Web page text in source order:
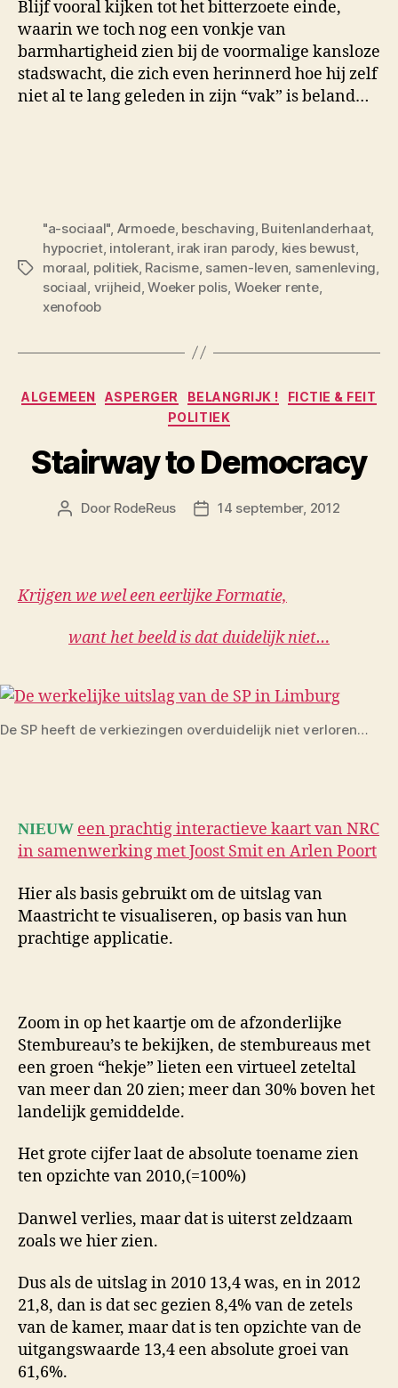
Blijf vooral kijken tot het bitterzoete einde,
waarin we toch nog een vonkje van
barmhartigheid zien bij de voormalige kansloze
stadswacht, die zich even herinnerd hoe hij zelf
niet al te lang geleden in zijn “vak” is beland…
Tags
"a-sociaal" Armoede, beschaving Buitenlanderhaat,
hypocriet, intolerant, irak iran parody kies bewust,
moraal politiek, Racisme, samen-leven samenleving
sociaal vrijheid ,Woeker polis Woeker rente,
xenofoob
Categorieën
ALGEMEEN ASPERGER BELANGRIJK !
FICTIE & FEIT
POLITIEK
Stairway to Democracy
Berichtauteur
Door RodeReus Berichtdatum
14 september, 2012
Krijgen we wel een eerlijke Formatie,
want het beeld is dat duidelijk niet…
De SP heeft de verkiezingen overduidelijk niet verloren…
NIEUW een prachtig interactieve kaart van NRC
in samenwerking met Joost Smit en Arlen Poort
Hier als basis gebruikt om de uitslag van
Maastricht te visualiseren, op basis van hun
prachtige applicatie.
Zoom in op het kaartje om de afzonderlijke
Stembureau’s te bekijken, de stembureaus met
een groen “hekje” lieten een virtueel zeteltal
van meer dan 20 zien; meer dan 30% boven het
landelijk gemiddelde.
Het grote cijfer laat de absolute toename zien
ten opzichte van 2010,(=100%)
Danwel verlies, maar dat is uiterst zeldzaam
zoals we hier zien.
Dus als de uitslag in 2010 13,4 was, en in 2012
21,8, dan is dat sec gezien 8,4% van de zetels
van de kamer, maar dat is ten opzichte van de
uitgangswaarde 13,4 een absolute groei van
61,6%.